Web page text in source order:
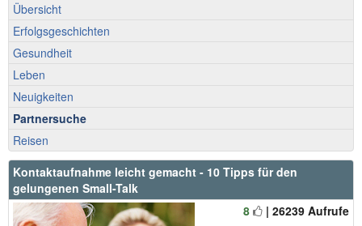
Übersicht
Erfolgsgeschichten
Gesundheit
Leben
Neuigkeiten
Partnersuche
Reisen
Kontaktaufnahme leicht gemacht - 10 Tipps für den
gelungenen Small-Talk
8
| 26239 Aufrufe